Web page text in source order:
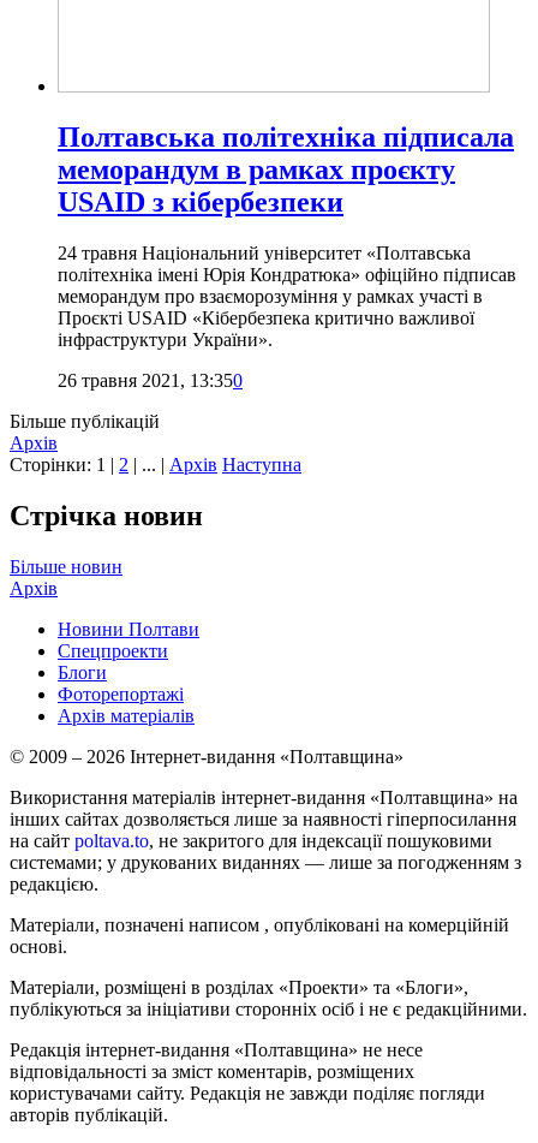
Полтавська політехніка підписала
меморандум в рамках проєкту
USAID з кібербезпеки
24 травня Національний університет «Полтавська
політехніка імені Юрія Кондратюка» офіційно підписав
меморандум про взаєморозуміння у рамках участі в
Проєкті USAID «Кібербезпека критично важливої
інфраструктури України».
26 травня 2021, 13:350
Більше публікацій
Архів
Сторінки: 1 | 2 | ... | Архів Наступна
Стрічка новин
Більше новин
Архів
Новини Полтави
Спецпроекти
Блоги
Фоторепортажі
Архів матеріалів
© 2009 – 2026 Інтернет-видання «Полтавщина»
Використання матеріалів інтернет-видання «Полтавщина» на
інших сайтах дозволяється лише за наявності гіперпосилання
на сайт poltava.to, не закритого для індексації пошуковими
системами; у друкованих виданнях — лише за погодженням з
редакцією.
Матеріали, позначені написом , опубліковані на комерційній
основі.
Матеріали, розміщені в розділах «Проекти» та «Блоги»,
публікуються за ініціативи сторонніх осіб і не є редакційними.
Редакція інтернет-видання «Полтавщина» не несе
відповідальності за зміст коментарів, розміщених
користувачами сайту. Редакція не завжди поділяє погляди
авторів публікацій.